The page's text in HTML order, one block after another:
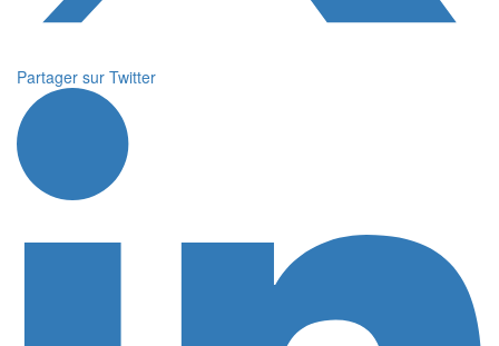
Partager sur Twitter